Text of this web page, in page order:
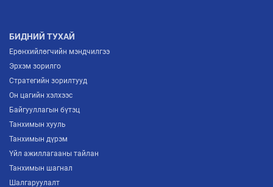
БИДНИЙ ТУХАЙ
Ерөнхийлөгчийн мэндчилгээ
Эрхэм зорилго
Стратегийн зорилтууд
Он цагийн хэлхээс
Байгууллагын бүтэц
Танхимын хууль
Танхимын дүрэм
Үйл ажиллагааны тайлан
Танхимын шагнал
Шалгаруулалт